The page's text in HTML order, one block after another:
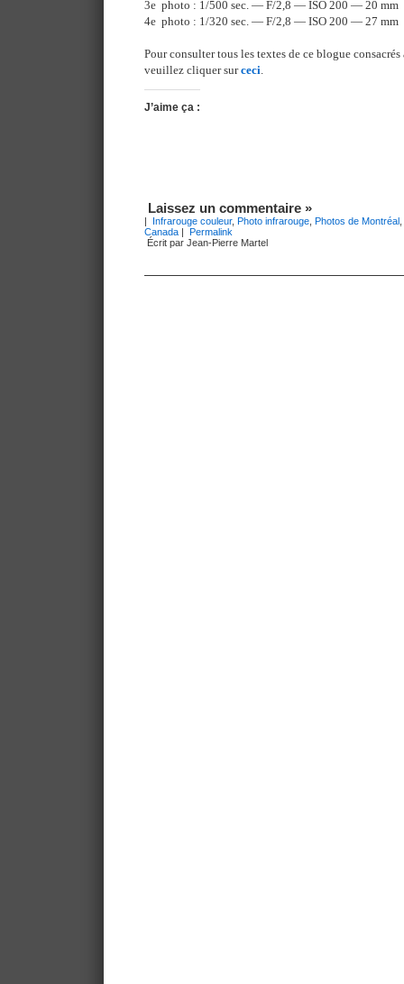
3e photo : 1/500 sec. — F/2,8 — ISO 200 — 20 mm
4e photo : 1/320 sec. — F/2,8 — ISO 200 — 27 mm
Pour consulter tous les textes de ce blogue
veuillez cliquer surceci.
J’aime ça :
Laissez un commentaire »
| Infrarouge couleur, Photo infrarouge Photos de Montréal
Canada | Permalink
Écrit par Jean-Pierre Martel